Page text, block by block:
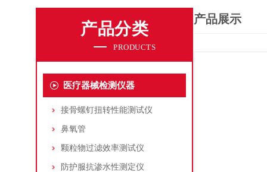
产品分类
PRODUCTS
医疗器械检测仪器
接骨螺钉扭转性能测试仪
鼻氧管
颗粒物过滤效率测试仪
防护服抗渗水性测定仪
产品展示